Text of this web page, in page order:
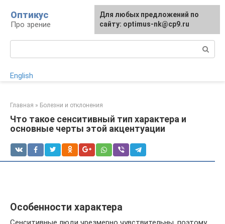
контенту
Оптикус
Про зрение
English
Главная » Болезни и отклонения
Что такое сенситивный тип характера и
основные черты этой акцентуации
Особенности характера
Для любых предложений по
сайту: optimus-nk@cp9.ru